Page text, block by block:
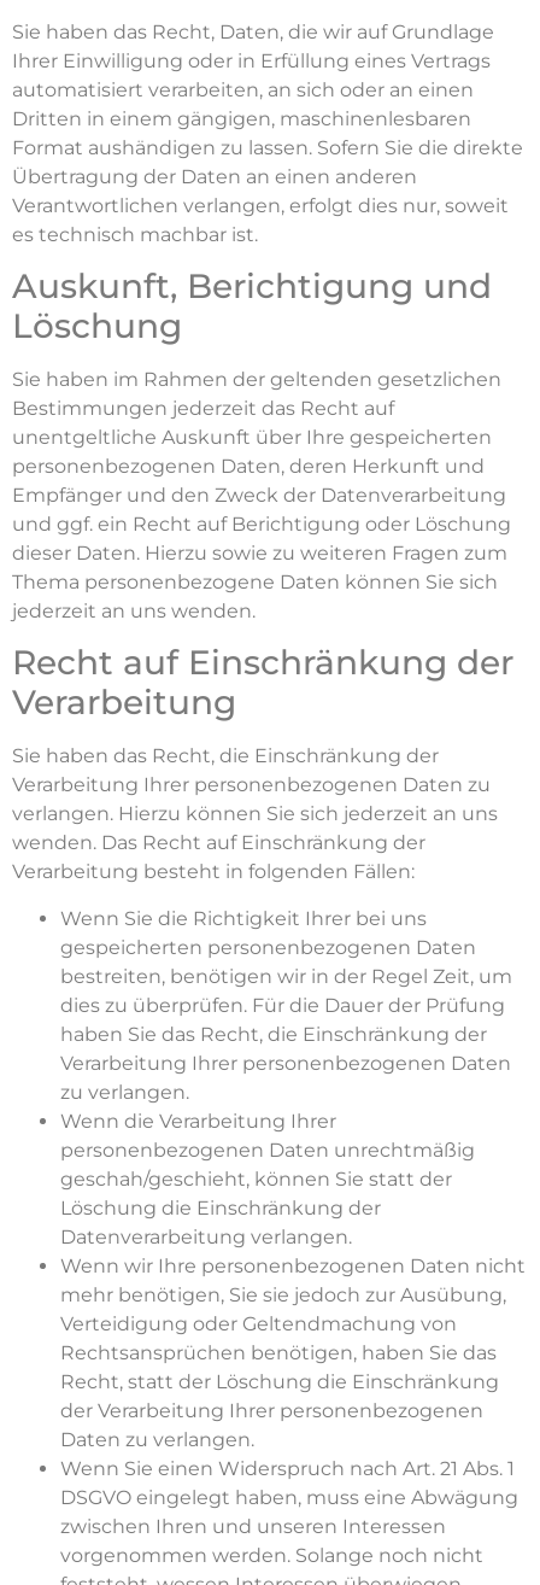
Sie haben das Recht, Daten, die wir auf Grundlage
Ihrer Einwilligung oder in Erfüllung eines Vertrags
automatisiert verarbeiten, an sich oder an einen
Dritten in einem gängigen, maschinenlesbaren
Format aushändigen zu lassen. Sofern Sie die direkte
Übertragung der Daten an einen anderen
Verantwortlichen verlangen, erfolgt dies nur, soweit
es technisch machbar ist.
Auskunft, Berichtigung und
Löschung
Sie haben im Rahmen der geltenden gesetzlichen
Bestimmungen jederzeit das Recht auf
unentgeltliche Auskunft über Ihre gespeicherten
personenbezogenen Daten, deren Herkunft und
Empfänger und den Zweck der Datenverarbeitung
und ggf. ein Recht auf Berichtigung oder Löschung
dieser Daten. Hierzu sowie zu weiteren Fragen zum
Thema personenbezogene Daten können Sie sich
jederzeit an uns wenden.
Recht auf Einschränkung der
Verarbeitung
Sie haben das Recht, die Einschränkung der
Verarbeitung Ihrer personenbezogenen Daten zu
verlangen. Hierzu können Sie sich jederzeit an uns
wenden. Das Recht auf Einschränkung der
Verarbeitung besteht in folgenden Fällen:
Wenn Sie die Richtigkeit Ihrer bei uns
gespeicherten personenbezogenen Daten
bestreiten, benötigen wir in der Regel Zeit, um
dies zu überprüfen. Für die Dauer der Prüfung
haben Sie das Recht, die Einschränkung der
Verarbeitung Ihrer personenbezogenen Daten
zu verlangen.
Wenn die Verarbeitung Ihrer
personenbezogenen Daten unrechtmäßig
geschah/geschieht, können Sie statt der
Löschung die Einschränkung der
Datenverarbeitung verlangen.
Wenn wir Ihre personenbezogenen Daten nicht
mehr benötigen, Sie sie jedoch zur Ausübung,
Verteidigung oder Geltendmachung von
Rechtsansprüchen benötigen, haben Sie das
Recht, statt der Löschung die Einschränkung
der Verarbeitung Ihrer personenbezogenen
Daten zu verlangen.
Wenn Sie einen Widerspruch nach Art. 21 Abs. 1
DSGVO eingelegt haben, muss eine Abwägung
zwischen Ihren und unseren Interessen
vorgenommen werden. Solange noch nicht